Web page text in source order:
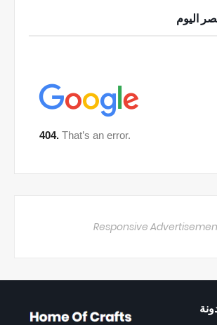
اليوم
Responsive